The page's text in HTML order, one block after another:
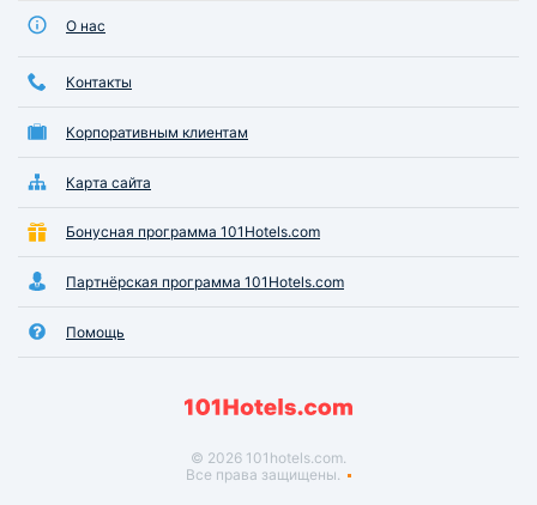
О нас
Контакты
Корпоративным клиентам
Карта сайта
Бонусная программа 101Hotels.com
Партнёрская программа 101Hotels.com
Помощь
© 2026 101hotels.com.
Все права защищены.